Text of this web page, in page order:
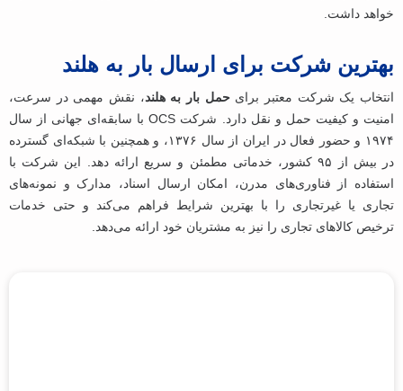
خواهد داشت.
بهترین شرکت برای ارسال بار به هلند
انتخاب یک شرکت معتبر برایحمل بار به هلند، نقش مهمی در سرعت،
امنیت و کیفیت حمل‌ و نقل دارد. شرکت OCS با سابقه‌ای جهانی از سال
۱۹۷۴ و حضور فعال در ایران از سال ۱۳۷۶، و همچنین با شبکه‌ای گسترده
در بیش از ۹۵ کشور، خدماتی مطمئن و سریع ارائه دهد. این شرکت با
استفاده از فناوری‌های مدرن، امکان ارسال اسناد، مدارک و نمونه‌های
تجاری یا غیرتجاری را با بهترین شرایط فراهم می‌کند و حتی خدمات
ترخیص کالاهای تجاری را نیز به مشتریان خود ارائه می‌دهد.